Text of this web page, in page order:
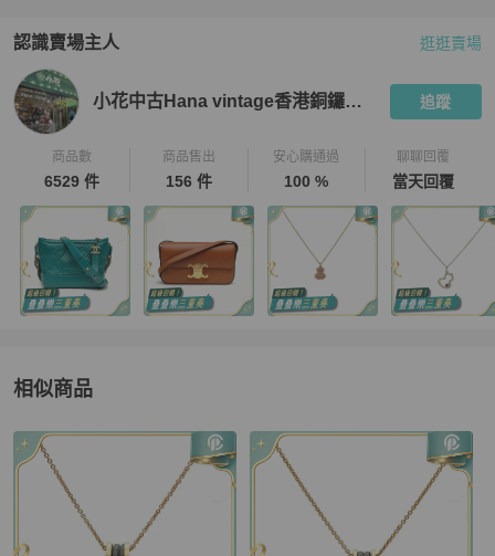
認識賣場主人
PopChill 拍拍圈嚴選賣家 小花中古Hana vintage香港銅鑼灣店
逛逛賣場
小花中古Hana vintage香港銅鑼灣店 追蹤
商品數
6529 件
商品售出
156 件
安心購通過
100 %
聊聊回覆
當天回覆
相似商品
更多相似BVLGARI女士配件推薦精品